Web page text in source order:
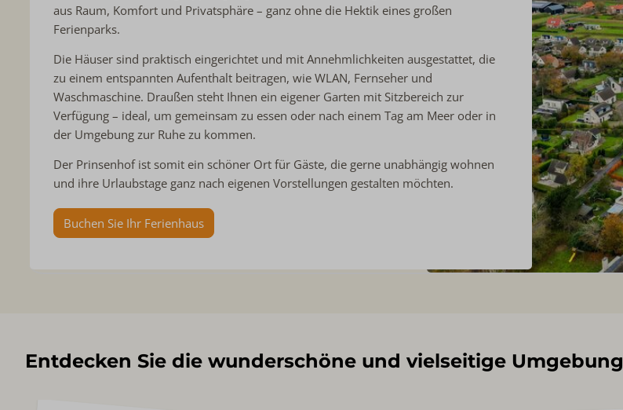
aus Raum, Komfort und Privatsphäre – ganz ohne die Hektik eines großen
Ferienparks.
Die Häuser sind praktisch eingerichtet und mit Annehmlichkeiten ausgestattet, die
zu einem entspannten Aufenthalt beitragen, wie WLAN, Fernseher und
Waschmaschine. Draußen steht Ihnen ein eigener Garten mit Sitzbereich zur
Verfügung – ideal, um gemeinsam zu essen oder nach einem Tag am Meer oder in
der Umgebung zur Ruhe zu kommen.
Der Prinsenhof ist somit ein schöner Ort für Gäste, die gerne unabhängig wohnen
und ihre Urlaubstage ganz nach eigenen Vorstellungen gestalten möchten.
Buchen Sie Ihr Ferienhaus
Entdecken Sie die wunderschöne und vielseitige Umgebung